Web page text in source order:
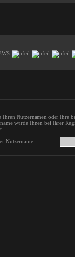
Ihren Nutzernamen oder Ihre
wurde Ihnen bei Ihrer
Nutzername